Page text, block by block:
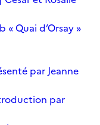
« Quai d’Orsay »
par Jeanne
par